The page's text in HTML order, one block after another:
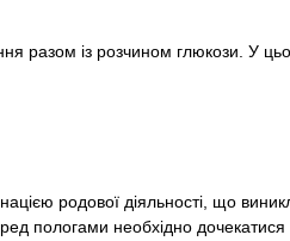
разом із розчином глюкози. У
родової діяльності, що
пологами необхідно дочекатися